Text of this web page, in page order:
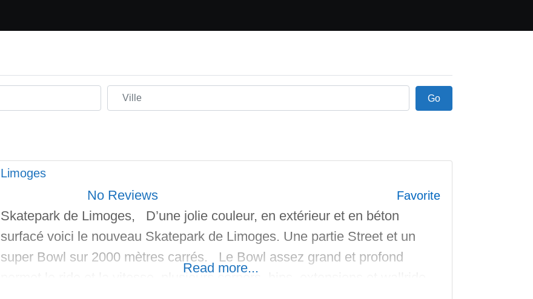
Ville GoGo
Limoges
No Reviews Favorite
Skatepark de Limoges, D’une jolie couleur, en extérieur et en béton
surfacé voici le nouveau Skatepark de Limoges. Une partie Street et un
super Bowl sur 2000 mètres carrés. Le Bowl assez grand et profond
permet le ride et la vitesse, plusieurs corners, hips, extensions et wallride.
Read more...